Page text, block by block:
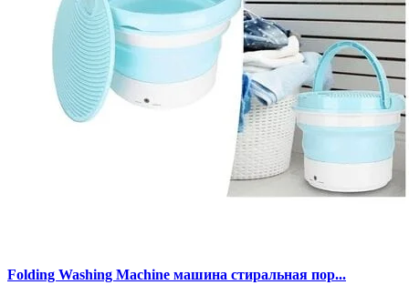
Folding Washing Machine машина стиральная пор...